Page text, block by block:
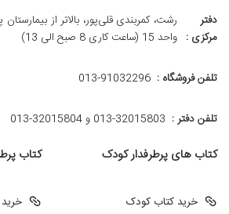
دفتر
مرکزی :
رشت، کمربندی قلی‌پور، بالاتر از
واحد 15 (ساعت کاری 8 صبح الی 13)
تلفن فروشگاه : 013-91032296
تلفن دفتر : 013-32015803 و 32015804-013
کتاب های پرطرفدار کودک
خرید کتاب کودک
کتاب